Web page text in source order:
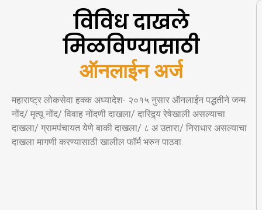
विविध दाखले
मिळविण्यासाठी
ऑनलईन अर
महाराष्ट्र लोकसेवा हक्क अध्यादेश- २०१५ नुसार ऑनलाईन पद्धतीने जन्म
नोंद/ मृत्यू नोंद/ विवाह नोंदणी दाखला/ दारिद्र्य रेषेखाली असल्याचा
दाखला/ ग्रामपंचायत येणे बाकी दाखला/ ८ अ उतारा/ निराधार असल्याचा
दाखला मागणी करण्यासाठी खालील फॉर्म भरुन पाठवा.